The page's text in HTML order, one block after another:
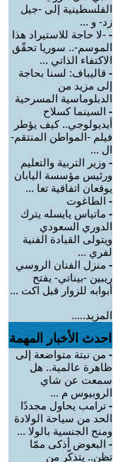
الفلسطينية إلى -جيل
زد- و ...
- -لا حاجة للاستيراد هذا
الموسم-.. سوريا تحقّق
الاكتفاء الذاتي ...
- قاليباف: لسنا بحاجة
إلى مزيد من
الدبلوماسية المسرحية
- السينما كسلاح
أيديولوجي.. كيف يؤطر
فيلم -المواطن المنتقم-
ال ...
- وزير التربية والتعليم
ورئيس مؤسسة اليابان
يوقعان اتفاقية تعا ...
- الطاغوت
- ماتياس يايسله يترك
الدوري السعودي
ويتولى القيادة الفنية
لفري ...
- منزل الفنان الروسي
ريبين -بيناتي- يفتح
أبوابه للزوار قبل اكت ...
المزيد.....
احدث الأخبار المهمة
- من نبتة متواضعة إلى
ظاهرة عالمية.. هل
سمعت عن شاي
الروبيوس م ...
- ترامب يحاول مجددًا
الحد من سياحة الولادة
ومنح الجنسية بالولا ...
- البعوض أذكى ممّا
تظن.. يتذكّر من